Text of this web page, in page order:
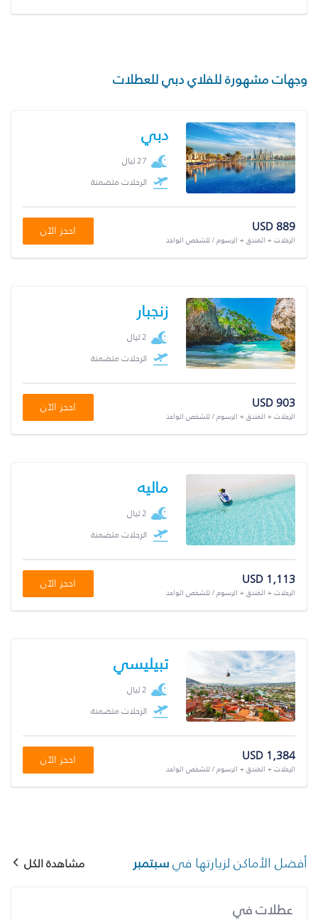
وجهات مشهورة للفلاي دبي للعطلات
دبي
27 ليال
الرحلات متضمنة
USD 889
الرحلات + الفندق + الرسوم / للشخص الواحد
احجز الآن
زنجبار
2 ليال
الرحلات متضمنة
USD 903
الرحلات + الفندق + الرسوم / للشخص الواحد
احجز الآن
ماليه
2 ليال
الرحلات متضمنة
USD 1,113
الرحلات + الفندق + الرسوم / للشخص الواحد
احجز الآن
تبيليسي
2 ليال
الرحلات متضمنة
USD 1,384
الرحلات + الفندق + الرسوم / للشخص الواحد
احجز الآن
أفضل الأماكن لزيارتها فيسبتمبر مشاهدة الكل
عطلات في